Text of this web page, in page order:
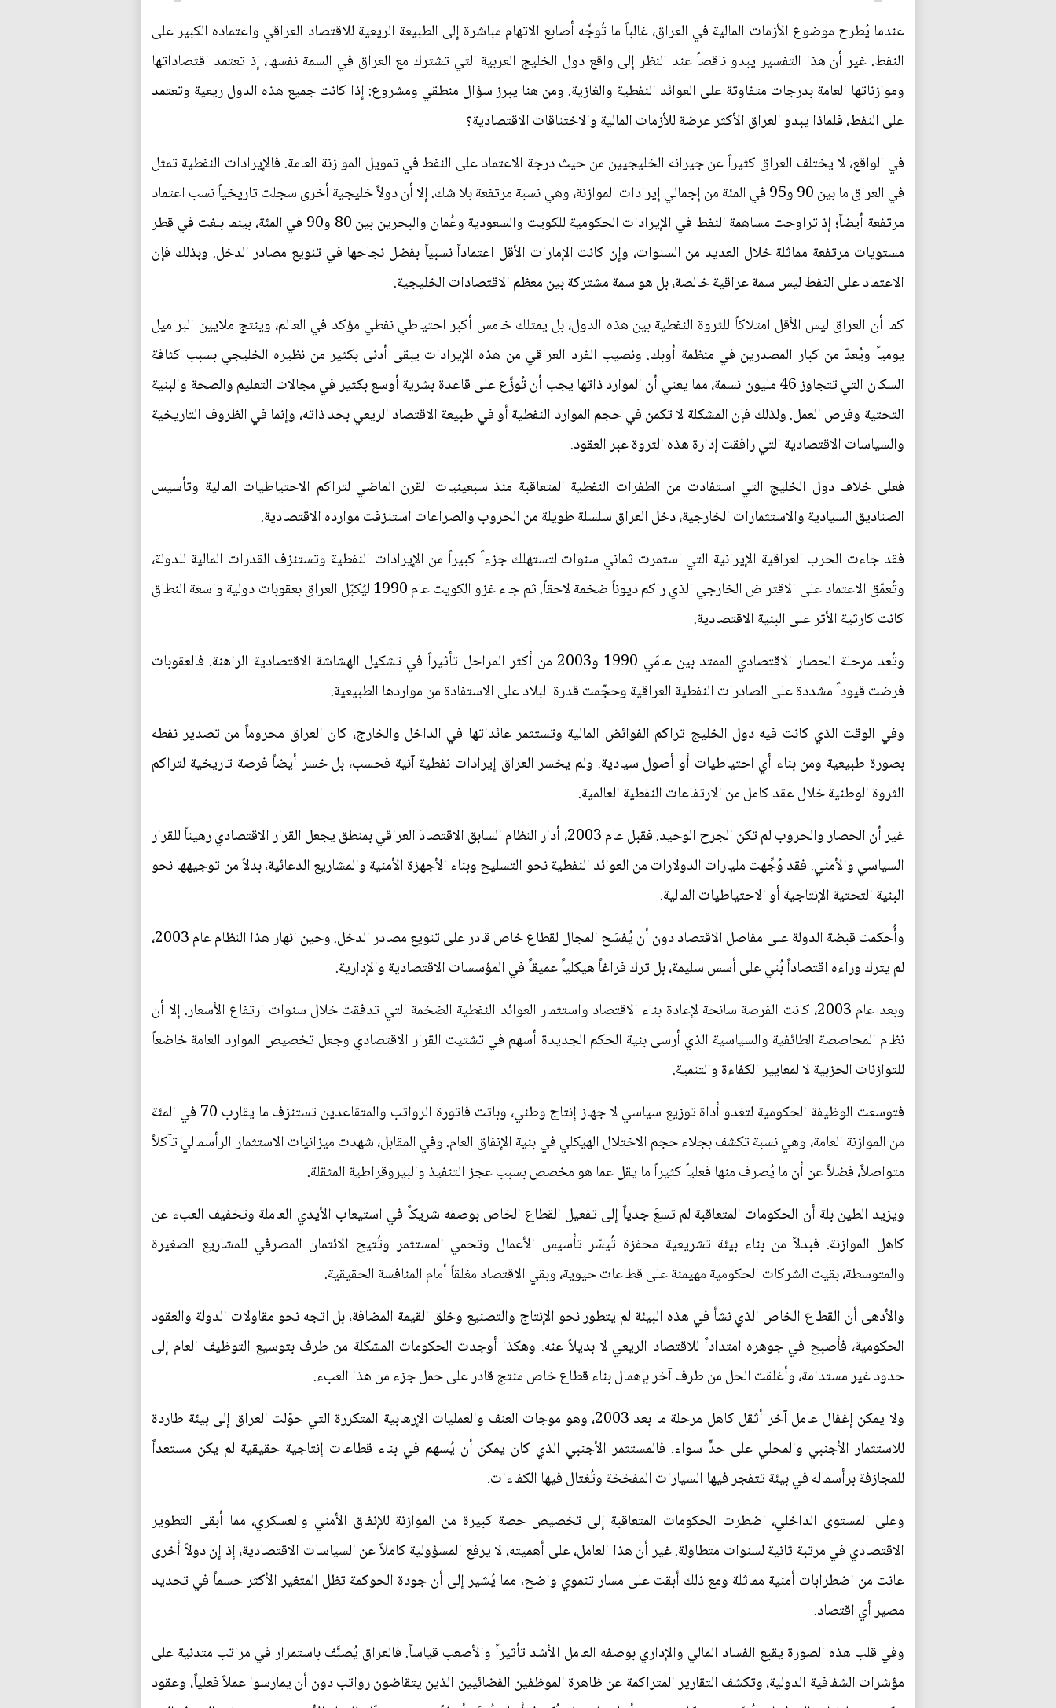
عندما يُطرح موضوع الأزمات المالية في العراق، غالباً ما تُوجَّه أصابع الاتهام مباشرة إلى الطبيعة الريعية للاقتصاد العراقي واعتماده الكبير على
النفط. غير أن هذا التفسير يبدو ناقصاً عند النظر إلى واقع دول الخليج العربية التي تشترك مع العراق في السمة نفسها، إذ تعتمد اقتصاداتها
وموازناتها العامة بدرجات متفاوتة على العوائد النفطية والغازية. ومن هنا يبرز سؤال منطقي ومشروع: إذا كانت جميع هذه الدول ريعية وتعتمد
على النفط، فلماذا يبدو العراق الأكثر عرضة للأزمات المالية والاختناقات الاقتصادية؟
في الواقع، لا يختلف العراق كثيراً عن جيرانه الخليجيين من حيث درجة الاعتماد على النفط في تمويل الموازنة العامة. فالإيرادات النفطية تمثل
في العراق ما بين 90 و95 في المئة من إجمالي إيرادات الموازنة، وهي نسبة مرتفعة بلا شك. إلا أن دولاً خليجية أخرى سجلت تاريخياً نسب اعتماد
مرتفعة أيضاً؛ إذ تراوحت مساهمة النفط في الإيرادات الحكومية للكويت والسعودية وعُمان والبحرين بين 80 و90 في المئة، بينما بلغت في قطر
مستويات مرتفعة مماثلة خلال العديد من السنوات، وإن كانت الإمارات الأقل اعتماداً نسبياً بفضل نجاحها في تنويع مصادر الدخل. وبذلك فإن
الاعتماد على النفط ليس سمة عراقية خالصة، بل هو سمة مشتركة بين معظم الاقتصادات الخليجية.
كما أن العراق ليس الأقل امتلاكاً للثروة النفطية بين هذه الدول، بل يمتلك خامس أكبر احتياطي نفطي مؤكد في العالم، وينتج ملايين البراميل
يومياً ويُعدّ من كبار المصدرين في منظمة أوبك. ونصيب الفرد العراقي من هذه الإيرادات يبقى أدنى بكثير من نظيره الخليجي بسبب كثافة
السكان التي تتجاوز 46 مليون نسمة، مما يعني أن الموارد ذاتها يجب أن تُوزَّع على قاعدة بشرية أوسع بكثير في مجالات التعليم والصحة والبنية
التحتية وفرص العمل. ولذلك فإن المشكلة لا تكمن في حجم الموارد النفطية أو في طبيعة الاقتصاد الريعي بحد ذاته، وإنما في الظروف التاريخية
والسياسات الاقتصادية التي رافقت إدارة هذه الثروة عبر العقود.
فعلى خلاف دول الخليج التي استفادت من الطفرات النفطية المتعاقبة منذ سبعينيات القرن الماضي لتراكم الاحتياطيات المالية وتأسيس
الصناديق السيادية والاستثمارات الخارجية، دخل العراق سلسلة طويلة من الحروب والصراعات استنزفت موارده الاقتصادية.
فقد جاءت الحرب العراقية الإيرانية التي استمرت ثماني سنوات لتستهلك جزءاً كبيراً من الإيرادات النفطية وتستنزف القدرات المالية للدولة،
وتُعمّق الاعتماد على الاقتراض الخارجي الذي راكم ديوناً ضخمة لاحقاً. ثم جاء غزو الكويت عام 1990 ليُكبّل العراق بعقوبات دولية واسعة النطاق
كانت كارثية الأثر على البنية الاقتصادية.
وتُعد مرحلة الحصار الاقتصادي الممتد بين عامَي 1990 و2003 من أكثر المراحل تأثيراً في تشكيل الهشاشة الاقتصادية الراهنة. فالعقوبات
فرضت قيوداً مشددة على الصادرات النفطية العراقية وحجّمت قدرة البلاد على الاستفادة من مواردها الطبيعية.
وفي الوقت الذي كانت فيه دول الخليج تراكم الفوائض المالية وتستثمر عائداتها في الداخل والخارج، كان العراق محروماً من تصدير نفطه
بصورة طبيعية ومن بناء أي احتياطيات أو أصول سيادية. ولم يخسر العراق إيرادات نفطية آنية فحسب، بل خسر أيضاً فرصة تاريخية لتراكم
الثروة الوطنية خلال عقد كامل من الارتفاعات النفطية العالمية.
غير أن الحصار والحروب لم تكن الجرح الوحيد. فقبل عام 2003، أدار النظام السابق الاقتصادَ العراقي بمنطق يجعل القرار الاقتصادي رهيناً للقرار
السياسي والأمني. فقد وُجِّهت مليارات الدولارات من العوائد النفطية نحو التسليح وبناء الأجهزة الأمنية والمشاريع الدعائية، بدلاً من توجيهها نحو
البنية التحتية الإنتاجية أو الاحتياطيات المالية.
وأُحكمت قبضة الدولة على مفاصل الاقتصاد دون أن يُفسَح المجال لقطاع خاص قادر على تنويع مصادر الدخل. وحين انهار هذا النظام عام 2003،
لم يترك وراءه اقتصاداً بُني على أسس سليمة، بل ترك فراغاً هيكلياً عميقاً في المؤسسات الاقتصادية والإدارية.
وبعد عام 2003، كانت الفرصة سانحة لإعادة بناء الاقتصاد واستثمار العوائد النفطية الضخمة التي تدفقت خلال سنوات ارتفاع الأسعار. إلا أن
نظام المحاصصة الطائفية والسياسية الذي أرسى بنية الحكم الجديدة أسهم في تشتيت القرار الاقتصادي وجعل تخصيص الموارد العامة خاضعاً
للتوازنات الحزبية لا لمعايير الكفاءة والتنمية.
فتوسعت الوظيفة الحكومية لتغدو أداة توزيع سياسي لا جهاز إنتاج وطني، وباتت فاتورة الرواتب والمتقاعدين تستنزف ما يقارب 70 في المئة
من الموازنة العامة، وهي نسبة تكشف بجلاء حجم الاختلال الهيكلي في بنية الإنفاق العام. وفي المقابل، شهدت ميزانيات الاستثمار الرأسمالي تآكلاً
متواصلاً، فضلاً عن أن ما يُصرف منها فعلياً كثيراً ما يقل عما هو مخصص بسبب عجز التنفيذ والبيروقراطية المثقلة.
ويزيد الطين بلة أن الحكومات المتعاقبة لم تسعَ جدياً إلى تفعيل القطاع الخاص بوصفه شريكاً في استيعاب الأيدي العاملة وتخفيف العبء عن
كاهل الموازنة. فبدلاً من بناء بيئة تشريعية محفزة تُيسّر تأسيس الأعمال وتحمي المستثمر وتُتيح الائتمان المصرفي للمشاريع الصغيرة
والمتوسطة، بقيت الشركات الحكومية مهيمنة على قطاعات حيوية، وبقي الاقتصاد مغلقاً أمام المنافسة الحقيقية.
والأدهى أن القطاع الخاص الذي نشأ في هذه البيئة لم يتطور نحو الإنتاج والتصنيع وخلق القيمة المضافة، بل اتجه نحو مقاولات الدولة والعقود
الحكومية، فأصبح في جوهره امتداداً للاقتصاد الريعي لا بديلاً عنه. وهكذا أوجدت الحكومات المشكلة من طرف بتوسيع التوظيف العام إلى
حدود غير مستدامة، وأغلقت الحل من طرف آخر بإهمال بناء قطاع خاص منتج قادر على حمل جزء من هذا العبء.
ولا يمكن إغفال عامل آخر أثقل كاهل مرحلة ما بعد 2003، وهو موجات العنف والعمليات الإرهابية المتكررة التي حوّلت العراق إلى بيئة طاردة
للاستثمار الأجنبي والمحلي على حدٍّ سواء. فالمستثمر الأجنبي الذي كان يمكن أن يُسهم في بناء قطاعات إنتاجية حقيقية لم يكن مستعداً
للمجازفة برأسماله في بيئة تتفجر فيها السيارات المفخخة وتُغتال فيها الكفاءات.
وعلى المستوى الداخلي، اضطرت الحكومات المتعاقبة إلى تخصيص حصة كبيرة من الموازنة للإنفاق الأمني والعسكري، مما أبقى التطوير
الاقتصادي في مرتبة ثانية لسنوات متطاولة. غير أن هذا العامل، على أهميته، لا يرفع المسؤولية كاملاً عن السياسات الاقتصادية، إذ إن دولاً أخرى
عانت من اضطرابات أمنية مماثلة ومع ذلك أبقت على مسار تنموي واضح، مما يُشير إلى أن جودة الحوكمة تظل المتغير الأكثر حسماً في تحديد
مصير أي اقتصاد.
وفي قلب هذه الصورة يقبع الفساد المالي والإداري بوصفه العامل الأشد تأثيراً والأصعب قياساً. فالعراق يُصنَّف باستمرار في مراتب متدنية على
مؤشرات الشفافية الدولية، وتكشف التقارير المتراكمة عن ظاهرة الموظفين الفضائيين الذين يتقاضون رواتب دون أن يمارسوا عملاً فعلياً، وعقود